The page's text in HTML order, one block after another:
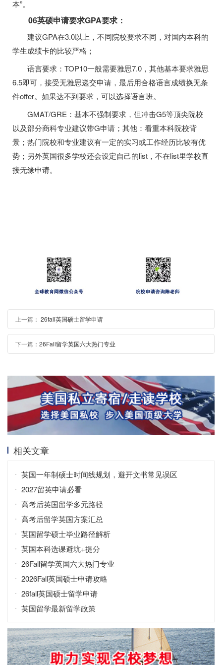
本”。
06英硕申请要求GPA要求：
建议GPA在3.0以上，不同院校要求不同，对国内本科的
学生成绩卡的比较严格；
语言要求：TOP10一般需要雅思7.0，其他基本要求雅思
6.5即可，接受无雅思递交申请，最后用合格语言成绩换无条
件offer。如果达不到要求，可以选择语言班。
GMAT/GRE：基本不强制要求，但冲击G5等顶尖院校
以及部分商科专业建议带G申请；其他：看重本科院校背
景；热门院校和专业建议有一定的实习或工作经历比较有优
势；另外英国很多学校还会设定自己的list，不在list里学校直
接无缘申请。
上一篇： 26fall英国硕士留学申请
下一篇： 26Fall留学英国六大热门专业
相关文章
英国一年制硕士时间线规划，避开文书常见误区
2027留英申请必看
高考后英国留学多元路径
高考后留学英国方案汇总
英国留学硕士毕业路径解析
英国本科选课避坑+提分
26Fall留学英国六大热门专业
2026Fall英国硕士申请攻略
26fall英国硕士留学申请
英国留学最新留学政策